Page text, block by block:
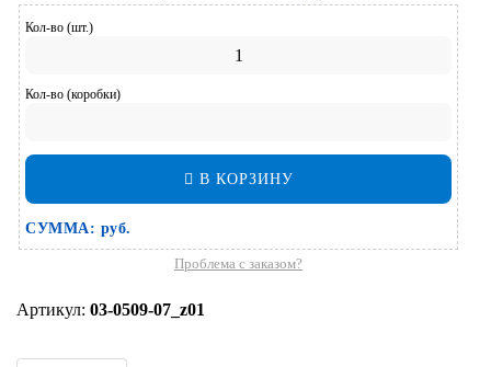
Кол-во (шт.)
Кол-во (коробки)
В КОРЗИНУ
СУММА: руб.
Проблема с заказом?
Артикул: 03-0509-07_z01